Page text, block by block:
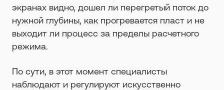
экранах видно, дошел ли перегретый поток до
нужной глубины, как прогревается пласт и не
выходит ли процесс за пределы расчетного
режима.
По сути, в этот момент специалисты
наблюдают и регулируют искусственно